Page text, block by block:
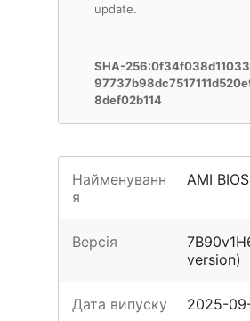
update.
SHA-
8def02b114
Найменуванн
я
AMI BIOS
Версія
version)
Дата випуску 2025-